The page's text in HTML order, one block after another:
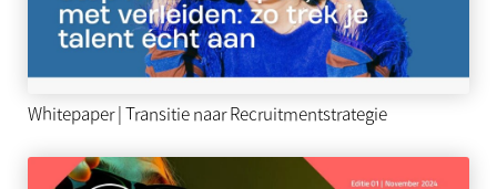
Whitepaper | Transitie naar Recruitmentstrategie